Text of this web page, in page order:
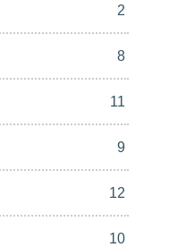
2
8
11
9
12
10